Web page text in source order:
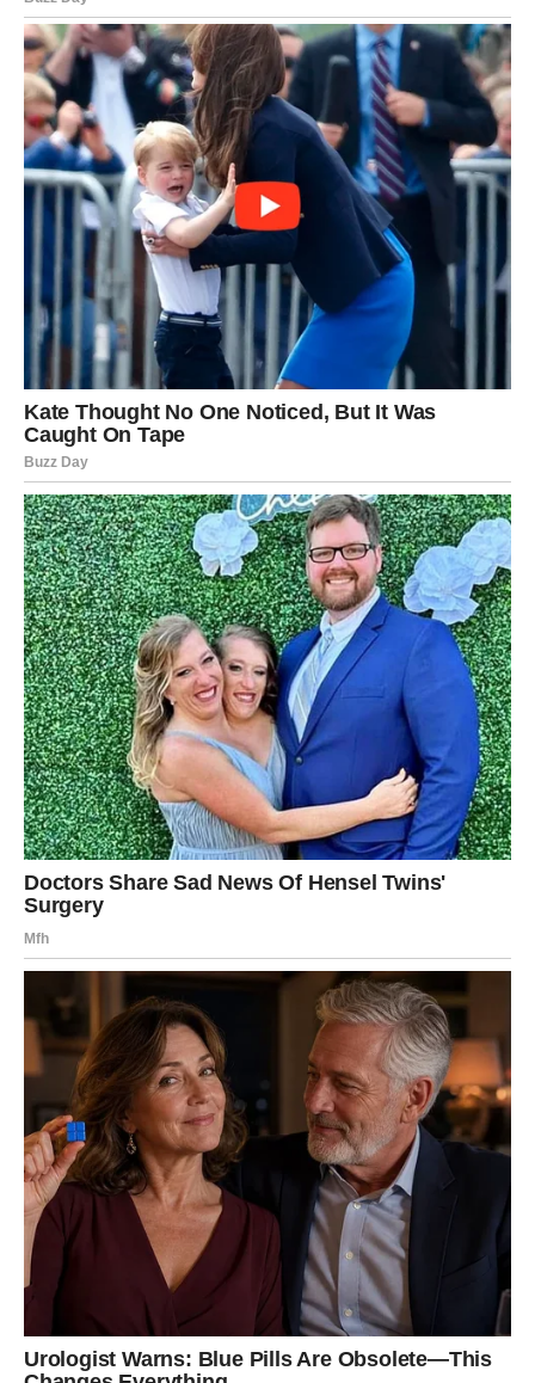
znakove velikog napretka.
Najveće iznenađenje neće biti samo ono što će vam se
dogoditi, već osjećaj da ste konačno stigli do trenutka u
kojem se sav trud i strpljenje počinju isplaćivati. Ono što
vam je donedavno izgledalo kao dalek san sada postaje
sasvim dostižno.
Poruka zvijezda
Prihvatite promjene sa osmijehom – upravo one mogu
obilježiti jedno od najljepših poglavlja ove godine.
Pred mnogim znakovima nalazi se period u kojem
simbolično dolaze neočekivane prilike, važne vijesti i
događaji koji mogu promijeniti pogled na budućnost.
Nekima slijedi poslovni napredak, nekima ljubavna sreća,
a pojedini će konačno osjetiti da se život razvija u pravcu
kojem su se dugo nadali.
Zvijezde poručuju da najveća iznenađenja često dolaze
bez najave. Upravo naredni dani mogli bi mnogima
pokazati da jedna prilika ili jedna odluka mogu promijeniti
mnogo više nego što su ikada mogli zamisliti.